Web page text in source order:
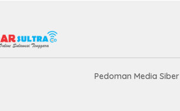
Pedoman Media Siber